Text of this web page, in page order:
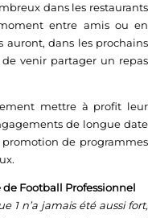
dans les restaurants
entre amis ou en
auront, dans les prochains
de venir partager un repas
mettre à profit leur
de longue date
de programmes
Football Professionnel
1 n’a jamais été aussi fort,